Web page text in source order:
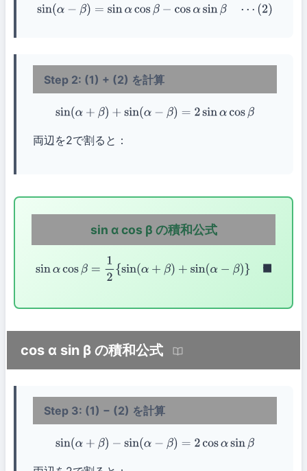
sin( α− β)=sinαcosβ −cosα sinβ⋯ (2
Step 2: (1) + (2) を計算
sin(α +β )+sin(α −β )=2 sin αcosβ
両辺を2で割ると：
sin α cos β の積和公式
sin αcos =12{sin α +β) sin(α−β)
cos α sin β の積和公式
Step 3: (1) − (2) を計算
sin(α +β )−sin(α −β )=2 cosαsinβ